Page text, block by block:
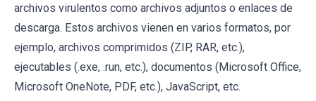
archivos virulentos como archivos adjuntos o enlaces de
descarga. Estos archivos vienen en varios formatos, por
ejemplo, archivos comprimidos (ZIP, RAR, etc.),
ejecutables (.exe, .run, etc.), documentos (Microsoft Office,
Microsoft OneNote, PDF, etc.), JavaScript, etc.